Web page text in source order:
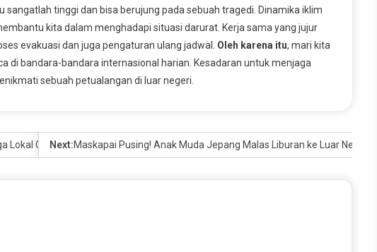
tinggi dan bisa berujung pada sebuah tragedi. Dinamika iklim
kita dalam menghadapi situasi darurat. Kerja sama yang jujur
evakuasi dan juga pengaturan ulang jadwal. Oleh karena itu, mari kita
di bandara-bandara internasional harian. Kesadaran untuk menjaga
sebuah petualangan di luar negeri.
Lokal Geram
Next:Maskapai Pusing! Anak Muda Jepang Malas Liburan ke Luar Negeri